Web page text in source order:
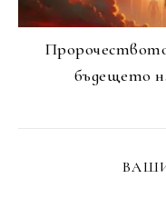
бъдещето